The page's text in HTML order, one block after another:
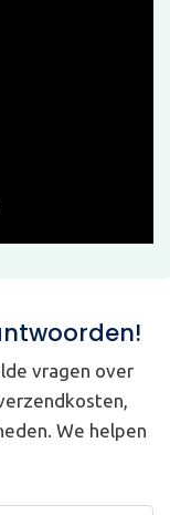
vragen over
We helpen